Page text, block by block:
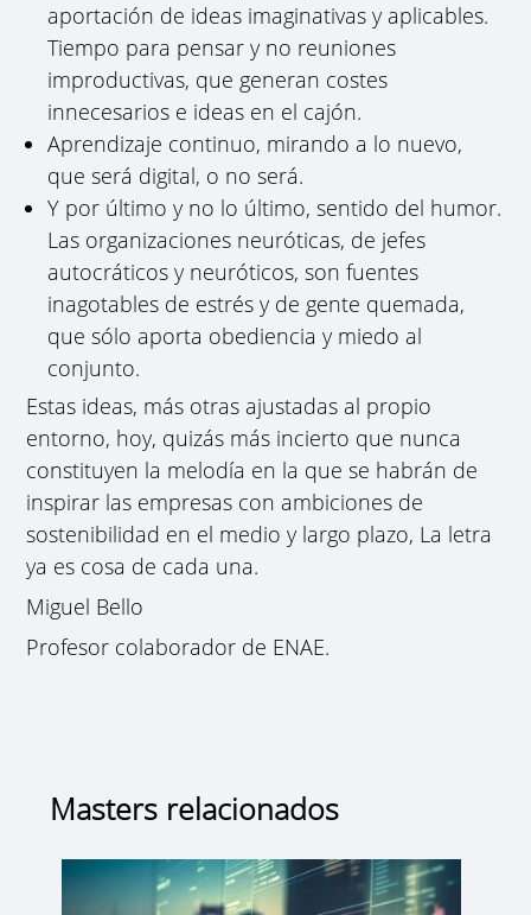
aportación de ideas imaginativas y aplicables.
Tiempo para pensar y no reuniones
improductivas, que generan costes
innecesarios e ideas en el cajón.
Aprendizaje continuo, mirando a lo nuevo,
que será digital, o no será.
Y por último y no lo último, sentido del humor.
Las organizaciones neuróticas, de jefes
autocráticos y neuróticos, son fuentes
inagotables de estrés y de gente quemada,
que sólo aporta obediencia y miedo al
conjunto.
Estas ideas, más otras ajustadas al propio
entorno, hoy, quizás más incierto que nunca
constituyen la melodía en la que se habrán de
inspirar las empresas con ambiciones de
sostenibilidad en el medio y largo plazo, La letra
ya es cosa de cada una.
Miguel Bello
Profesor colaborador de ENAE.
Masters relacionados